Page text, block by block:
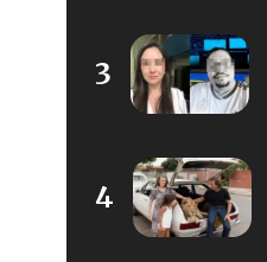
3
4